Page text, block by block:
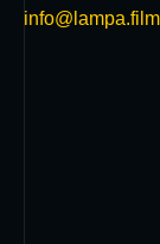
info@lampa.film